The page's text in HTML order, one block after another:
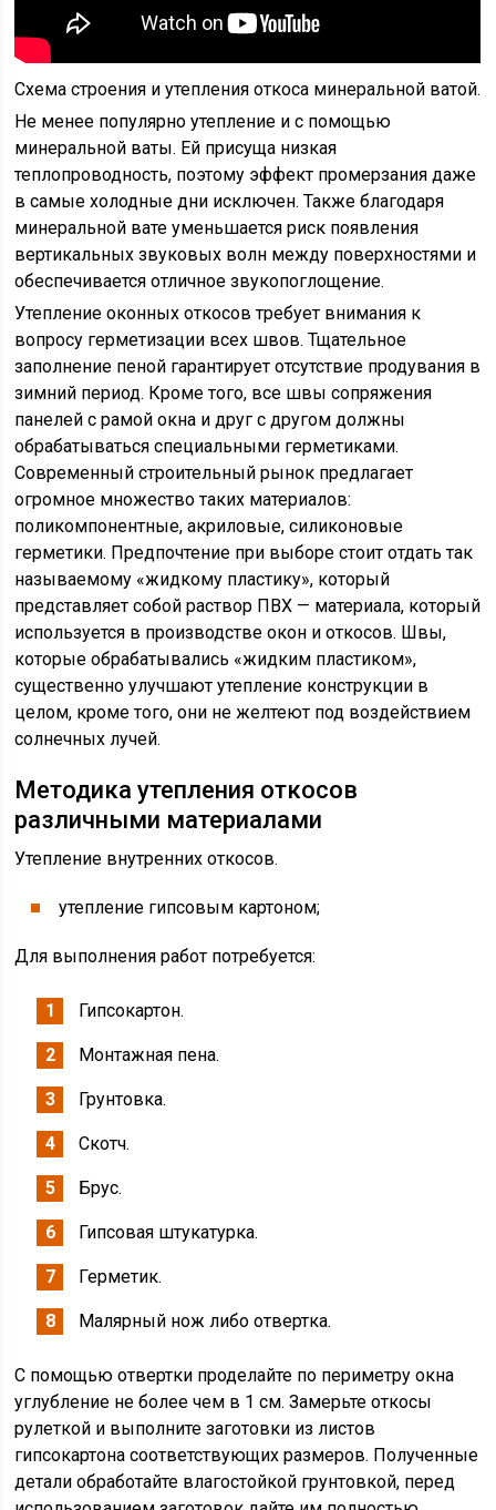
Схема строения и утепления откоса минеральной ватой.
Не менее популярно утепление и с помощью
минеральной ваты. Ей присуща низкая
теплопроводность, поэтому эффект промерзания даже
в самые холодные дни исключен. Также благодаря
минеральной вате уменьшается риск появления
вертикальных звуковых волн между поверхностями и
обеспечивается отличное звукопоглощение.
Утепление оконных откосов требует внимания к
вопросу герметизации всех швов. Тщательное
заполнение пеной гарантирует отсутствие продувания в
зимний период. Кроме того, все швы сопряжения
панелей с рамой окна и друг с другом должны
обрабатываться специальными герметиками.
Современный строительный рынок предлагает
огромное множество таких материалов:
поликомпонентные, акриловые, силиконовые
герметики. Предпочтение при выборе стоит отдать так
называемому «жидкому пластику», который
представляет собой раствор ПВХ — материала, который
используется в производстве окон и откосов. Швы,
которые обрабатывались «жидким пластиком»,
существенно улучшают утепление конструкции в
целом, кроме того, они не желтеют под воздействием
солнечных лучей.
Методика утепления откосов
различными материалами
Утепление внутренних откосов.
утепление гипсовым картоном;
Для выполнения работ потребуется:
Гипсокартон.
Монтажная пена.
Грунтовка.
Скотч.
Брус.
Гипсовая штукатурка.
Герметик.
Малярный нож либо отвертка.
С помощью отвертки проделайте по периметру окна
углубление не более чем в 1 см. Замерьте откосы
рулеткой и выполните заготовки из листов
гипсокартона соответствующих размеров. Полученные
детали обработайте влагостойкой грунтовкой, перед